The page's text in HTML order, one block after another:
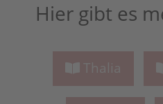
Hier gibt es
Thalia